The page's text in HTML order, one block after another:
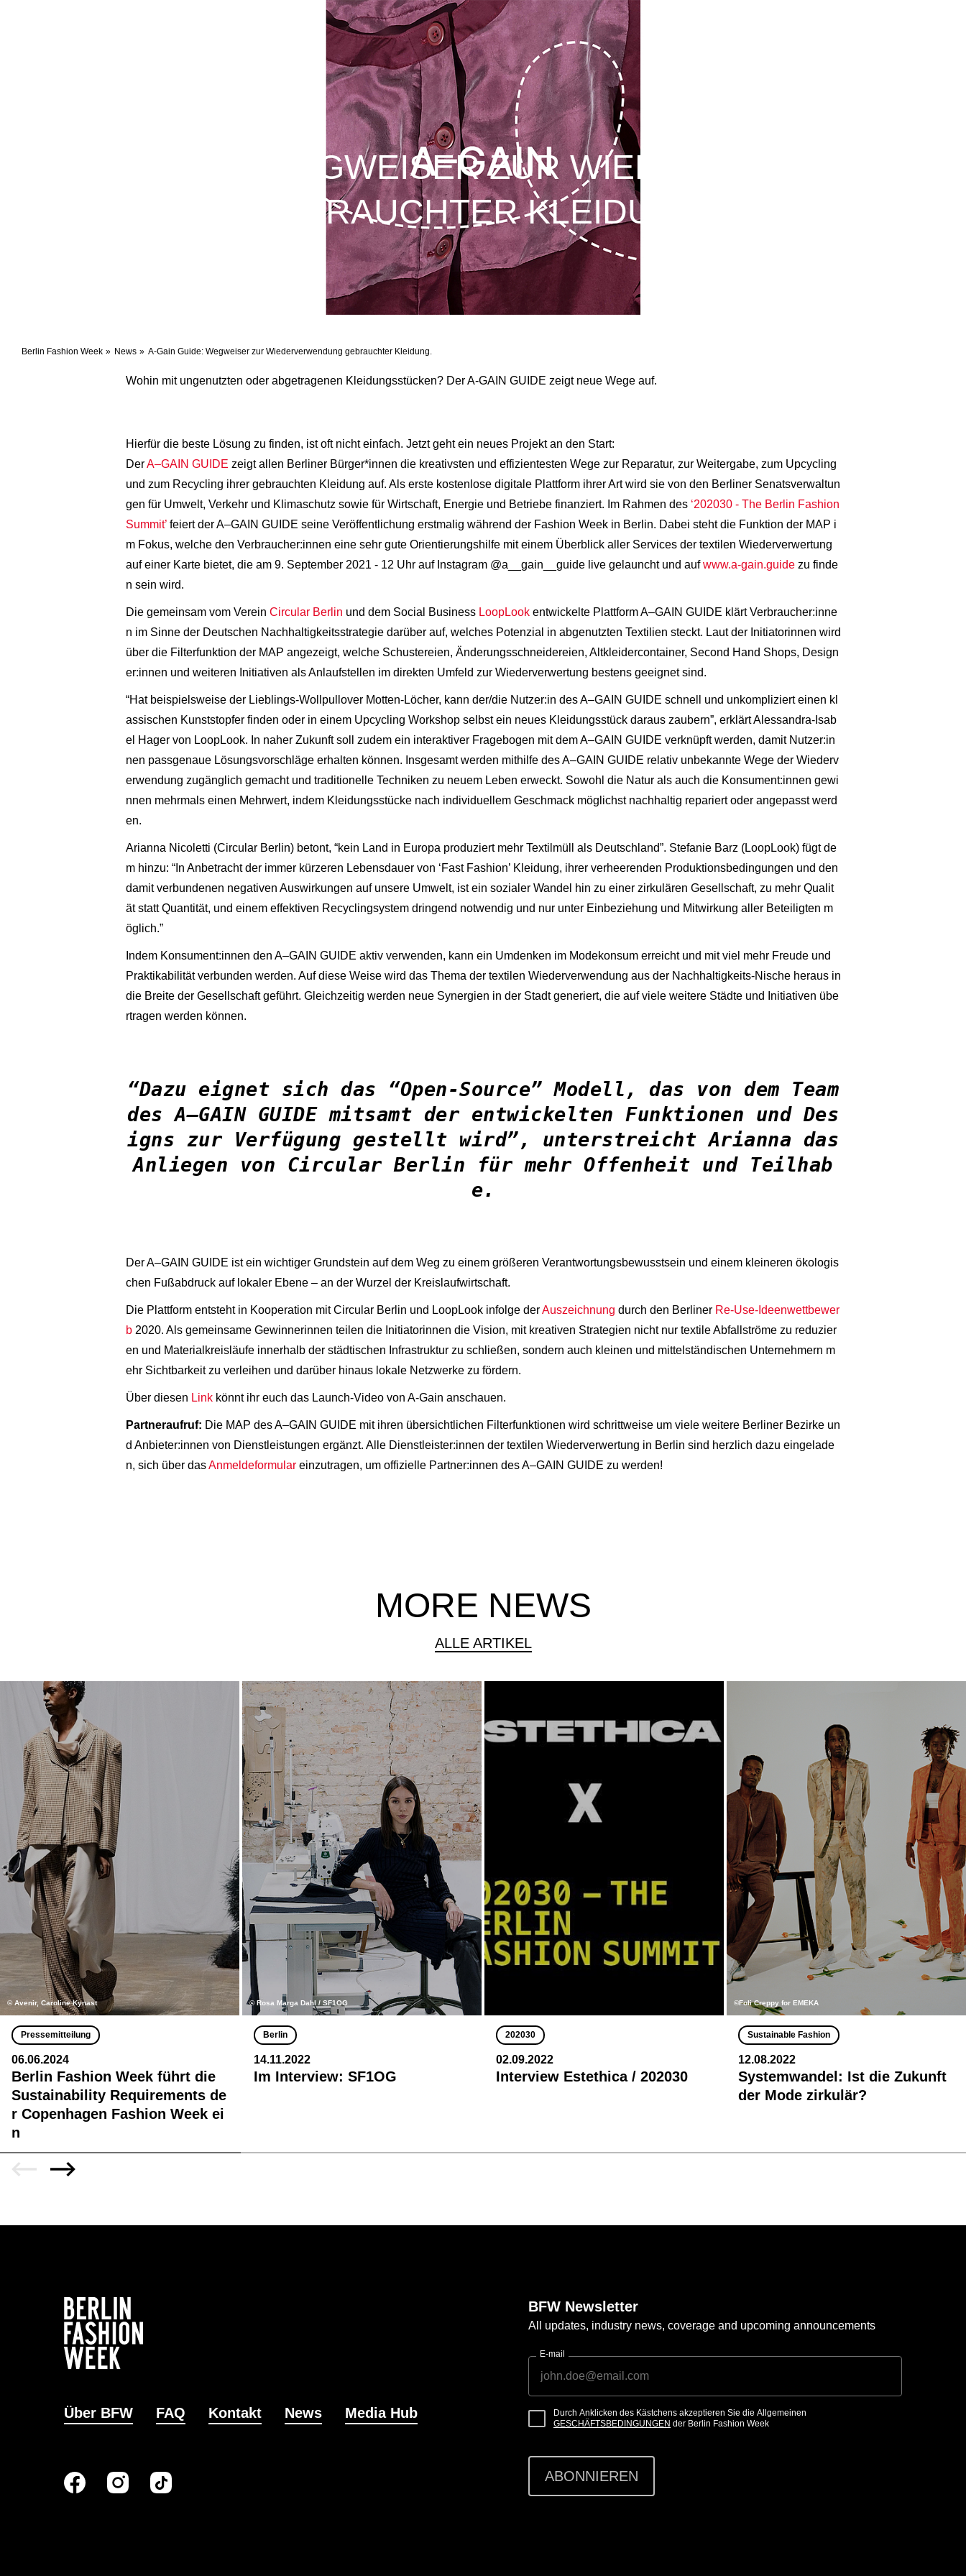
Berlin Fashion Week News A-Gain Guide: Wegweiser zur Wiederverwendung gebrauchter Kleidung.
A-GAIN GUIDE: WEGWEISER ZUR WIEDERVERWENDUNG
GEBRAUCHTER KLEIDUNG.
Wohin mit ungenutzten oder abgetragenen Kleidungsstücken? Der A-GAIN GUIDE zeigt neue Wege auf.
Hierfür die beste Lösung zu finden, ist oft nicht einfach. Jetzt geht ein neues Projekt an den Start:
DerA–GAIN GUIDE zeigt allen Berliner Bürger*innen die kreativsten und effizientesten Wege zur Reparatur, zur Weitergabe, zum Upcycling
und zum Recycling ihrer gebrauchten Kleidung auf. Als erste kostenlose digitale Plattform ihrer Art wird sie von den Berliner Senatsverwaltun
gen für Umwelt, Verkehr und Klimaschutz sowie für Wirtschaft, Energie und Betriebe finanziert. Im Rahmen des ‘202030 - The Berlin Fashion
Summit’feiert der A–GAIN GUIDE seine Veröffentlichung erstmalig während der Fashion Week in Berlin. Dabei steht die Funktion der MAP i
m Fokus, welche den Verbraucher:innen eine sehr gute Orientierungshilfe mit einem Überblick aller Services der textilen Wiederverwertung
auf einer Karte bietet, die am 9. September 2021 - 12 Uhr auf Instagram @a__gain__guide live gelauncht und aufwww.a-gain.guidezu finde
n sein wird.
Die gemeinsam vom Verein Circular Berlin und dem Social Business LoopLookentwickelte Plattform A–GAIN GUIDE klärt Verbraucher:inne
n im Sinne der Deutschen Nachhaltigkeitsstrategie darüber auf, welches Potenzial in abgenutzten Textilien steckt. Laut der Initiatorinnen wird
über die Filterfunktion der MAP angezeigt, welche Schustereien, Änderungsschneidereien, Altkleidercontainer, Second Hand Shops, Design
er:innen und weiteren Initiativen als Anlaufstellen im direkten Umfeld zur Wiederverwertung bestens geeignet sind.
“Hat beispielsweise der Lieblings-Wollpullover Motten-Löcher, kann der/die Nutzer:in des A–GAIN GUIDE schnell und unkompliziert einen kl
assischen Kunststopfer finden oder in einem Upcycling Workshop selbst ein neues Kleidungsstück daraus zaubern”, erklärt Alessandra-Isab
el Hager von LoopLook. In naher Zukunft soll zudem ein interaktiver Fragebogen mit dem A–GAIN GUIDE verknüpft werden, damit Nutzer:in
nen passgenaue Lösungsvorschläge erhalten können. Insgesamt werden mithilfe des A–GAIN GUIDE relativ unbekannte Wege der Wiederv
erwendung zugänglich gemacht und traditionelle Techniken zu neuem Leben erweckt. Sowohl die Natur als auch die Konsument:innen gewi
nnen mehrmals einen Mehrwert, indem Kleidungsstücke nach individuellem Geschmack möglichst nachhaltig repariert oder angepasst werd
en.
Arianna Nicoletti (Circular Berlin) betont, “kein Land in Europa produziert mehr Textilmüll als Deutschland”. Stefanie Barz (LoopLook) fügt de
m hinzu: “In Anbetracht der immer kürzeren Lebensdauer von ‘Fast Fashion’ Kleidung, ihrer verheerenden Produktionsbedingungen und den
damit verbundenen negativen Auswirkungen auf unsere Umwelt, ist ein sozialer Wandel hin zu einer zirkulären Gesellschaft, zu mehr Qualit
ät statt Quantität, und einem effektiven Recyclingsystem dringend notwendig und nur unter Einbeziehung und Mitwirkung aller Beteiligten m
öglich.”
Indem Konsument:innen den A–GAIN GUIDE aktiv verwenden, kann ein Umdenken im Modekonsum erreicht und mit viel mehr Freude und
Praktikabilität verbunden werden. Auf diese Weise wird das Thema der textilen Wiederverwendung aus der Nachhaltigkeits-Nische heraus in
die Breite der Gesellschaft geführt. Gleichzeitig werden neue Synergien in der Stadt generiert, die auf viele weitere Städte und Initiativen übe
rtragen werden können.
“Dazu eignet sich das “Open-Source” Modell, das von dem Team
des A–GAIN GUIDE mitsamt der entwickelten Funktionen und Des
igns zur Verfügung gestellt wird”, unterstreicht Arianna das
Anliegen von Circular Berlin für mehr Offenheit und Teilhab
e.
Der A–GAIN GUIDE ist ein wichtiger Grundstein auf dem Weg zu einem größeren Verantwortungsbewusstsein und einem kleineren ökologis
chen Fußabdruck auf lokaler Ebene – an der Wurzel der Kreislaufwirtschaft.
Die Plattform entsteht in Kooperation mit Circular Berlin und LoopLook infolge derAuszeichnung durch den Berliner Re-Use-Ideenwettbewer
b2020. Als gemeinsame Gewinnerinnen teilen die Initiatorinnen die Vision, mit kreativen Strategien nicht nur textile Abfallströme zu reduzier
en und Materialkreisläufe innerhalb der städtischen Infrastruktur zu schließen, sondern auch kleinen und mittelständischen Unternehmern m
ehr Sichtbarkeit zu verleihen und darüber hinaus lokale Netzwerke zu fördern.
Über diesen Linkkönnt ihr euch das Launch-Video von A-Gain anschauen.
Partneraufruf: Die MAP des A–GAIN GUIDE mit ihren übersichtlichen Filterfunktionen wird schrittweise um viele weitere Berliner Bezirke un
d Anbieter:innen von Dienstleistungen ergänzt. Alle Dienstleister:innen der textilen Wiederverwertung in Berlin sind herzlich dazu eingelade
n, sich über dasAnmeldeformulareinzutragen, um offizielle Partner:innen des A–GAIN GUIDE zu werden!
MORE NEWS
ALLE ARTIKEL
© Avenir, Caroline Kynast
Pressemitteilung
06.06.2024
Berlin Fashion Week führt die
Sustainability Requirements de
r Copenhagen Fashion Week ei
n
© Rosa Marga Dahl / SF1OG
Berlin
14.11.2022
Im Interview: SF1OG
202030
02.09.2022
Interview Estethica / 202030
©Foli Creppy for EMEKA
Sustainable Fashion
12.08.2022
Systemwandel: Ist die Zukunft
der Mode zirkulär?
Über BFW FAQ Kontakt News Media Hub
BFW Newsletter
All updates, industry news, coverage and upcoming announcements
E-mail
Durch Anklicken des Kästchens akzeptieren Sie die Allgemeinen
GESCHÄFTSBEDINGUNGEN der Berlin Fashion Week
ABONNIEREN